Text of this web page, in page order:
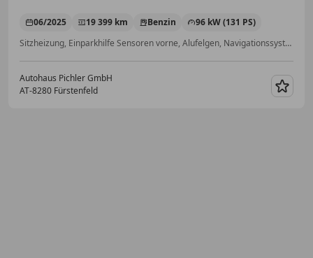
06/2025 19 399 km Benzin
96 kW (131 PS)
Sitzheizung, Einparkhilfe Sensoren vorne, Alufelgen, Navigationssystem, Müdigkeitswarnsystem, Einparkhilfe Rückfahrkamera, Abstandstempomat, Beheizbares Lenkrad
Autohaus Pichler GmbH
AT-8280 Fürstenfeld